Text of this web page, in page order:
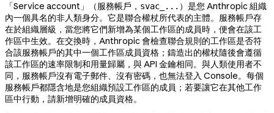
「Service account」（服務帳戶， svac_... ）是您 Anthropic 組織
內一個具名的非人類身分。它是聯合權杖所代表的主體。服務帳戶存
在於組織層級，當您將它們新增為某個工作區的成員時，便會在該工
作區中生效。在交換時，Anthropic 會檢查聯合規則的工作區是否符
合該服務帳戶的其中一個工作區成員資格；鑄造出的權杖隨後會遵循
該工作區的速率限制和用量歸屬，與 API 金鑰相同。與人類使用者不
同，服務帳戶沒有電子郵件、沒有密碼，也無法登入 Console。每個
服務帳戶都隱含地是您組織預設工作區的成員；若要讓它在其他工作
區中行動，請新增明確的成員資格。